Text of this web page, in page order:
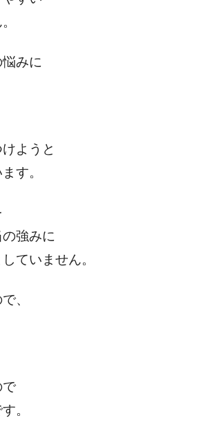
みに
ようと
す。
強みに
ていません。
、
で
。